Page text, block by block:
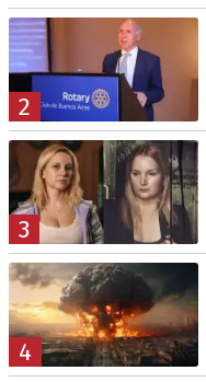
2
3
4